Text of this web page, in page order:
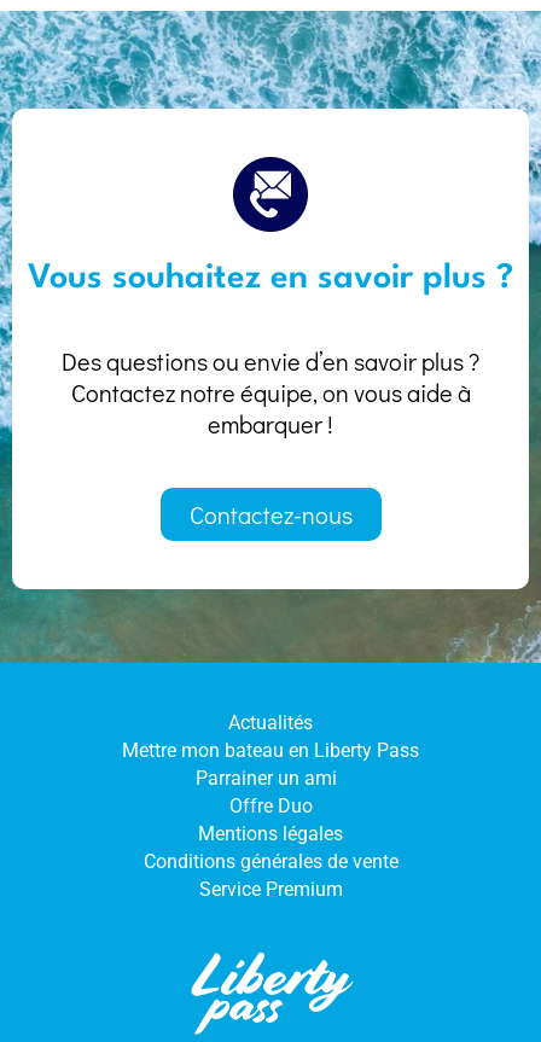
Vous souhaitez en savoir plus ?
Des questions ou envie d’en savoir plus ?
Contactez notre équipe, on vous aide à
embarquer !
Contactez-nous
Actualités
Mettre mon bateau en Liberty Pass
Parrainer un ami
Offre Duo
Mentions légales
Conditions générales de vente
Service Premium